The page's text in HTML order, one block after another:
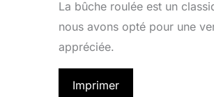
La bûche roulée est un
nous avons opté pour une
appréciée.
Imprimer